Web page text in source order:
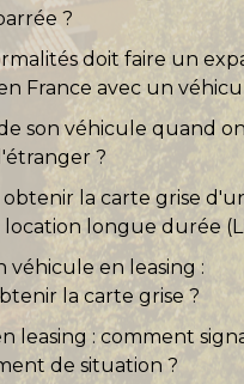
?
doit faire un
France avec un
son véhicule quand
?
la carte grise
longue durée
véhicule en leasing :
la carte grise ?
leasing : comment
de situation ?